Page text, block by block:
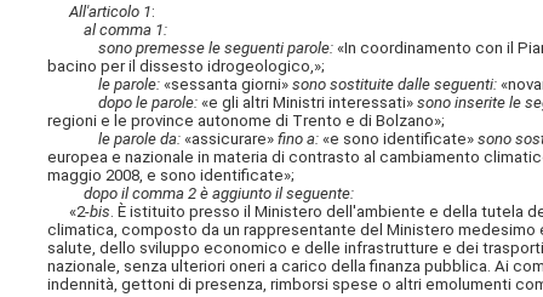
All'articolo 1:
al comma 1:
sono premesse le seguenti parole: «In coordinamento con il
bacino per il dissesto idrogeologico,»;
le parole: «sessanta giorni»sono sostituite dalle seguenti:
dopo le parole: «e gli altri Ministri interessati»sono inserite le
regioni e le province autonome di Trento e di Bolzano»;
le parole da: «assicurare» fino a: «e sono identificate» sono
europea e nazionale in materia di contrasto al cambiamento
maggio 2008, e sono identificate»;
dopo il comma 2 è aggiunto il seguente:
«2-bis . È istituito presso il Ministero dell'ambiente e della tutela
climatica, composto da un rappresentante del Ministero
salute, dello sviluppo economico e delle infrastrutture e dei
nazionale, senza ulteriori oneri a carico della finanza pubblica. Ai
indennità, gettoni di presenza, rimborsi spese o altri emolumenti